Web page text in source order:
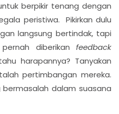
berpikir tenang dengan
peristiwa. Pikirkan dulu
langsung bertindak, tapi
diberikan feedback
harapannya? Tanyakan
pertimbangan mereka.
dalam suasana